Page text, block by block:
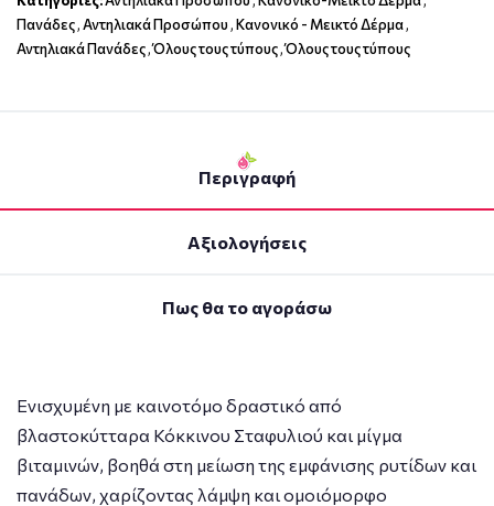
Πανάδες,Αντηλιακά Προσώπου,Κανονικό - Μεικτό Δέρμα,
Αντηλιακά Πανάδες,Όλους τους τύπους,Όλους τους τύπους
Περιγραφή
Αξιολογήσεις
Πως θα το αγοράσω
Ενισχυμένη με καινοτόμο δραστικό από
βλαστοκύτταρα Κόκκινου Σταφυλιού και μίγμα
βιταμινών, βοηθά στη μείωση της εμφάνισης ρυτίδων και
πανάδων, χαρίζοντας λάμψη και ομοιόμορφο